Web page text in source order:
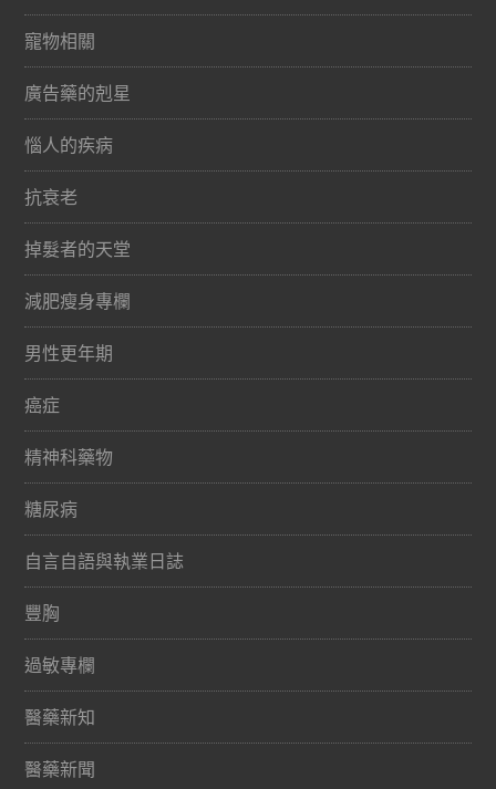
寵物相關
廣告藥的剋星
惱人的疾病
抗衰老
掉髮者的天堂
減肥瘦身專欄
男性更年期
癌症
精神科藥物
糖尿病
自言自語與執業日誌
豐胸
過敏專欄
醫藥新知
醫藥新聞